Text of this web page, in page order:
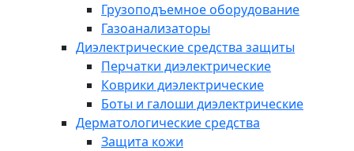
Грузоподъемное оборудование
Газоанализаторы
Диэлектрические средства защиты
Перчатки диэлектрические
Коврики диэлектрические
Боты и галоши диэлектрические
Дерматологические средства
Защита кожи